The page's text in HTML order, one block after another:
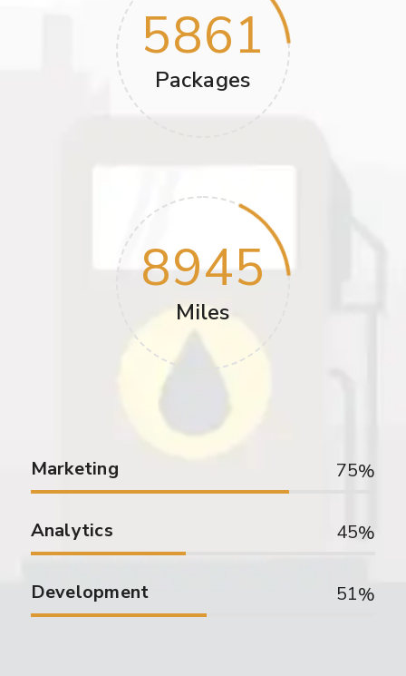
5861
Packages
8945
Miles
Marketing 75
Analytics 45
Development 51